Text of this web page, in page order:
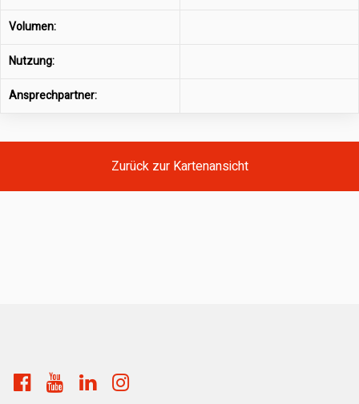
Volumen:
Nutzung:
Ansprechpartner:
Zurück zur Kartenansicht